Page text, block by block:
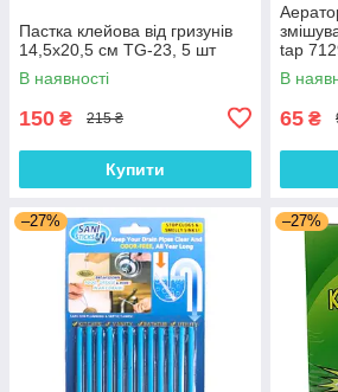
Пастка клейова від гризунів
14,5х20,5 см TG-23, 5 шт
В наявності
150 ₴ 215 ₴
Купити
tap
В
65 ₴
–27% –27%